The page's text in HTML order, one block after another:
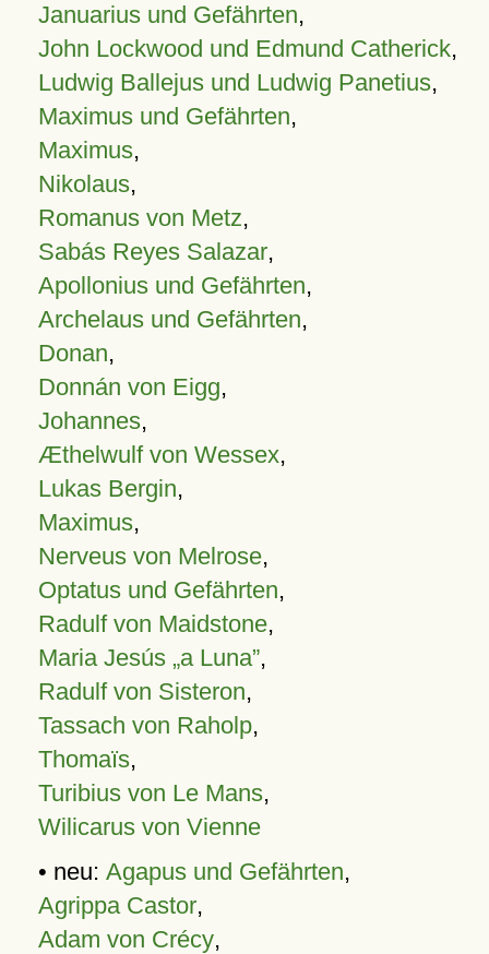
Januarius und Gefährten,
John Lockwood und Edmund Catherick,
Ludwig Ballejus und Ludwig Panetius,
Maximus und Gefährten,
Maximus,
Nikolaus,
Romanus von Metz,
Sabás Reyes Salazar,
Apollonius und Gefährten,
Archelaus und Gefährten,
Donan,
Donnán von Eigg,
Johannes,
Æthelwulf von Wessex,
Lukas Bergin,
Maximus,
Nerveus von Melrose,
Optatus und Gefährten,
Radulf von Maidstone,
Maria Jesús „a Luna”,
Radulf von Sisteron,
Tassach von Raholp,
Thomaïs,
Turibius von Le Mans,
Wilicarus von Vienne
• neu: Agapus und Gefährten,
Agrippa Castor,
Adam von Crécy,